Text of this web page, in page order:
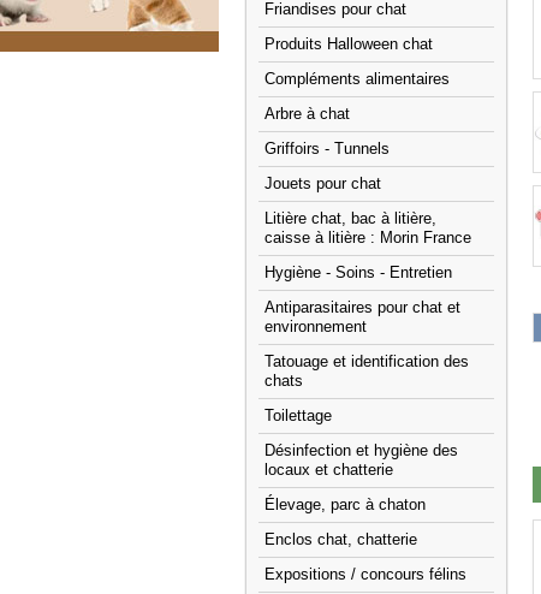
Friandises pour chat
Produits Halloween chat
Compléments alimentaires
Arbre à chat
Griffoirs - Tunnels
Jouets pour chat
Litière chat, bac à litière,
caisse à litière : Morin France
Hygiène - Soins - Entretien
Antiparasitaires pour chat et
environnement
Tatouage et identification des
chats
Toilettage
Désinfection et hygiène des
locaux et chatterie
Élevage, parc à chaton
Enclos chat, chatterie
Expositions / concours félins